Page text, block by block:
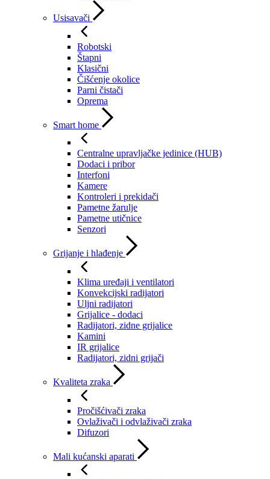
Usisavači
Robotski
Štapni
Klasični
Čišćenje okolice
Parni čistači
Oprema
Smart home
Centralne upravljačke jedinice (HUB)
Dodaci i pribor
Interfoni
Kamere
Kontroleri i prekidači
Pametne žarulje
Pametne utičnice
Senzori
Grijanje i hlađenje
Klima uređaji i ventilatori
Konvekcijski radijatori
Uljni radijatori
Grijalice - dodaci
Radijatori, zidne grijalice
Kamini
IR grijalice
Radijatori, zidni grijači
Kvaliteta zraka
Pročišćivači zraka
Ovlaživači i odvlaživači zraka
Difuzori
Mali kućanski aparati